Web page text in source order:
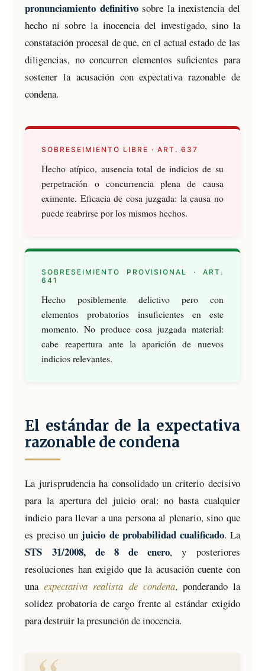
pronunciamiento definitivosobre la inexistencia del
hecho ni sobre la inocencia del investigado, sino la
constatación procesal de que, en el actual estado de las
diligencias, no concurren elementos suficientes para
sostener la acusación con expectativa razonable de
condena.
SOBRESEIMIENTO LIBRE · ART. 637
Hecho atípico, ausencia total de indicios de su
perpetración o concurrencia plena de causa
eximente. Eficacia de cosa juzgada: la causa no
puede reabrirse por los mismos hechos.
SOBRESEIMIENTO PROVISIONAL · ART.
641
Hecho posiblemente delictivo pero con
elementos probatorios insuficientes en este
momento. No produce cosa juzgada material:
cabe reapertura ante la aparición de nuevos
indicios relevantes.
El estándar de la expectativa
razonable de condena
La jurisprudencia ha consolidado un criterio decisivo
para la apertura del juicio oral: no basta cualquier
indicio para llevar a una persona al plenario, sino que
es preciso un juicio de probabilidad cualificado. La
STS 31/2008, de 8 de enero, y posteriores
resoluciones han exigido que la acusación cuente con
unaexpectativa realista de condena, ponderando la
solidez probatoria de cargo frente al estándar exigido
para destruir la presunción de inocencia.